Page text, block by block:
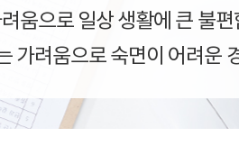
움으로 일상 생활에 큰 불
가려움으로 숙면이 어려운